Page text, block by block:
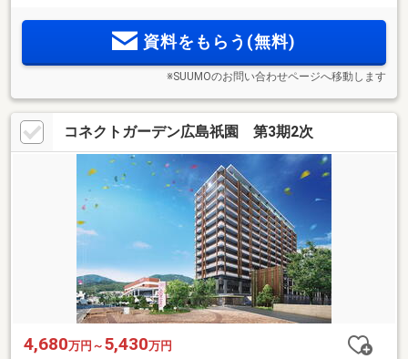
ルトラファインバブルを全邸標準装備。1LDK～4LDK・42m2
超の全9タイプ、全68邸
資料をもらう(無料)
※SUUMOのお問い合わせページへ移動します
コネクトガーデン広島祇園 第3期2次
4,680万円～ 5,430万円